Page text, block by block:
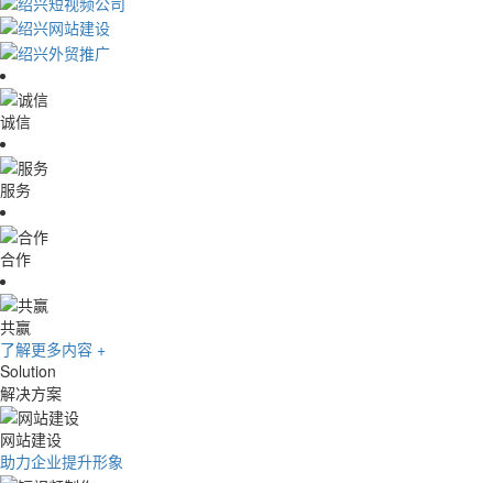
诚信
服务
合作
共赢
了解更多内容 +
Solution
解决方案
网站建设
助力企业提升形象